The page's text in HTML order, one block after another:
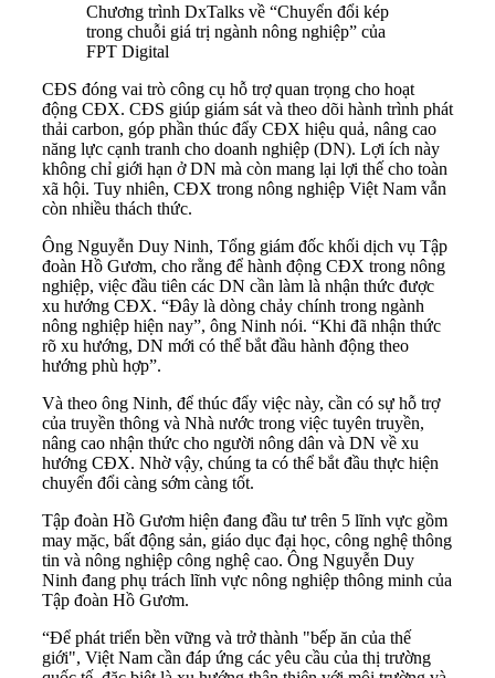
Chương trình DxTalks về “Chuyển đổi kép
trong chuỗi giá trị ngành nông nghiệp” của
FPT Digital
CĐS đóng vai trò công cụ hỗ trợ quan trọng cho hoạt
động CĐX. CĐS giúp giám sát và theo dõi hành trình phát
thải carbon, góp phần thúc đẩy CĐX hiệu quả, nâng cao
năng lực cạnh tranh cho doanh nghiệp (DN). Lợi ích này
không chỉ giới hạn ở DN mà còn mang lại lợi thế cho toàn
xã hội. Tuy nhiên, CĐX trong nông nghiệp Việt Nam vẫn
còn nhiều thách thức.
Ông Nguyễn Duy Ninh, Tổng giám đốc khối dịch vụ Tập
đoàn Hồ Gươm, cho rằng để hành động CĐX trong nông
nghiệp, việc đầu tiên các DN cần làm là nhận thức được
xu hướng CĐX. “Đây là dòng chảy chính trong ngành
nông nghiệp hiện nay”, ông Ninh nói. “Khi đã nhận thức
rõ xu hướng, DN mới có thể bắt đầu hành động theo
hướng phù hợp”.
Và theo ông Ninh, để thúc đẩy việc này, cần có sự hỗ trợ
của truyền thông và Nhà nước trong việc tuyên truyền,
nâng cao nhận thức cho người nông dân và DN về xu
hướng CĐX. Nhờ vậy, chúng ta có thể bắt đầu thực hiện
chuyển đổi càng sớm càng tốt.
Tập đoàn Hồ Gươm hiện đang đầu tư trên 5 lĩnh vực gồm
may mặc, bất động sản, giáo dục đại học, công nghệ thông
tin và nông nghiệp công nghệ cao. Ông Nguyễn Duy
Ninh đang phụ trách lĩnh vực nông nghiệp thông minh của
Tập đoàn Hồ Gươm.
“Để phát triển bền vững và trở thành "bếp ăn của thế
giới", Việt Nam cần đáp ứng các yêu cầu của thị trường